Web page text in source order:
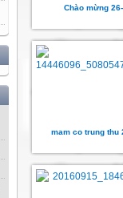
Chào mừng
mam co trung thu